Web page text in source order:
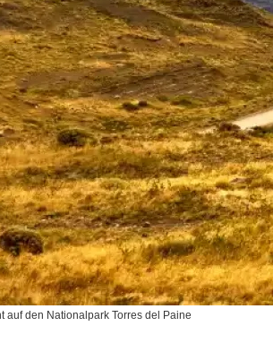
auf den Nationalpark Torres del Paine